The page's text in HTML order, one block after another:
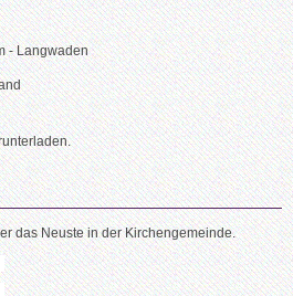
- Langwaden
das Neuste in der Kirchengemeinde.